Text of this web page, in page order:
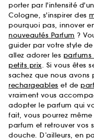
porter par l'intensité
Cologne, s'inspirer des
pourquoi pas, innover
nouveautés Parfum ?
guider par votre style
allez adorer les parfums
petits prix. Si vous êtes
sachez que nous avons
rechargeables et de
vraiment vous
adopter le parfum qui
fait, vous pourrez
parfum et retrouver vos
douche. D’ailleurs, en